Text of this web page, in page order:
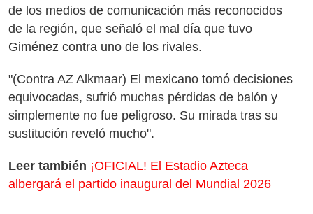
de los medios de comunicación más reconocidos
de la región, que señaló el mal día que tuvo
Giménez contra uno de los rivales.
"(Contra AZ Alkmaar) El mexicano tomó decisiones
equivocadas, sufrió muchas pérdidas de balón y
simplemente no fue peligroso. Su mirada tras su
sustitución reveló mucho".
Leer también ¡OFICIAL! El Estadio Azteca
albergará el partido inaugural del Mundial 2026